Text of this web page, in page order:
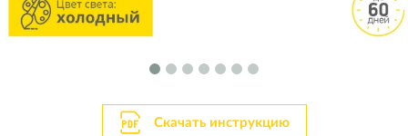
Скачать инструкцию